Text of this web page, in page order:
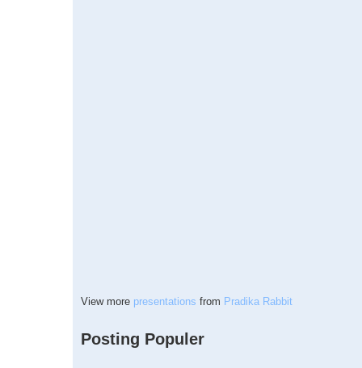
View more presentations from Pradika Rabbit
Posting Populer